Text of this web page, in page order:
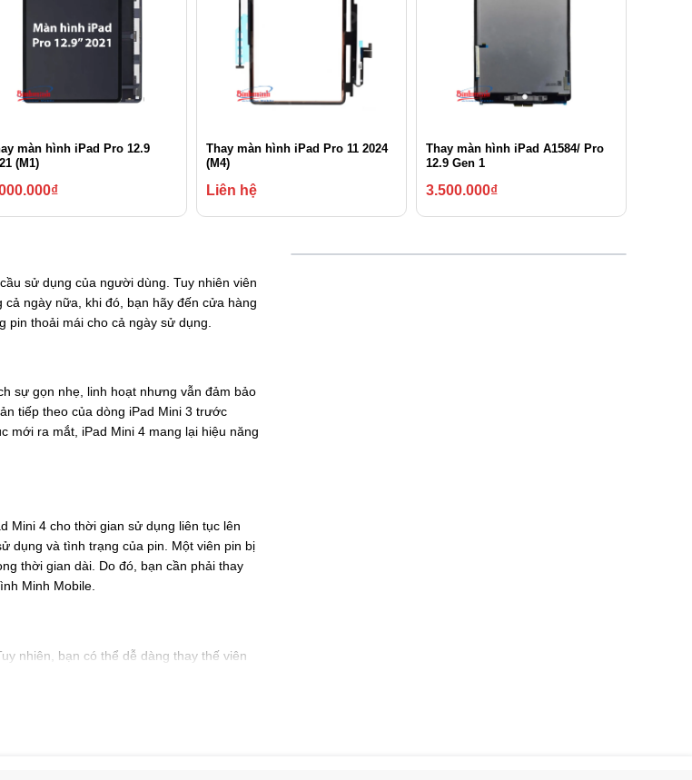
màn hình iPad Pro 12.9
(M1)
₫
Thay màn hình iPad Pro 11 2024
(M4)
Liên hệ
Thay màn hình iPad A1584/ Pro
12.9 Gen 1
3.500.000₫
sử dụng của người dùng. Tuy nhiên viên
ngày nữa, khi đó, bạn hãy đến cửa hàng
thoải mái cho cả ngày sử dụng.
sự gọn nhẹ, linh hoạt nhưng vẫn đảm bảo
tiếp theo của dòng iPad Mini 3 trước
mới ra mắt, iPad Mini 4 mang lại hiệu năng
Mini 4 cho thời gian sử dụng liên tục lên
dụng và tình trạng của pin. Một viên pin bị
thời gian dài. Do đó, bạn cần phải thay
Minh Mobile.
nhiên, bạn có thể dễ dàng thay thế viên
vẫn được đảm bảo như khi bạn thay thế